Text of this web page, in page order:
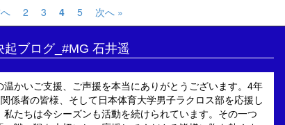
2 3 4 5 次へ »
起ブログ_#MG 石井遥
かいご支援、ご声援を本当にありがとうございます。4年
係者の皆様、そして日本体育大学男子ラクロス部を応援し
たちは今シーズンも活動を続けられています。その一つ